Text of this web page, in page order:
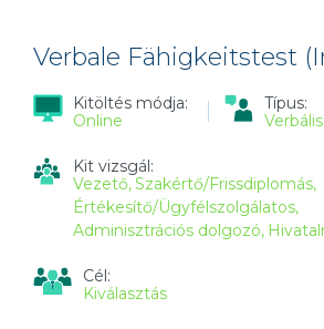
Verbale Fähigkeitstest
Kitöltés módja:
Online
Típus:
Kit vizsgál:
Vezető Szakértő/Frissdiplomás
Értékesítő/Ügyfélszolgálatos
Adminisztrációs dolgozó
Cél:
Kiválasztás